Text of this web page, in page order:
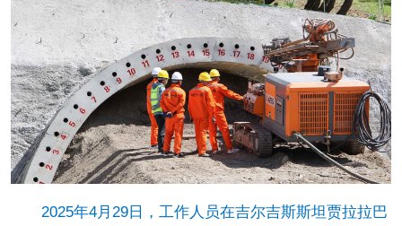
2025年4月29日，工作人员在吉尔吉斯斯坦贾拉拉巴